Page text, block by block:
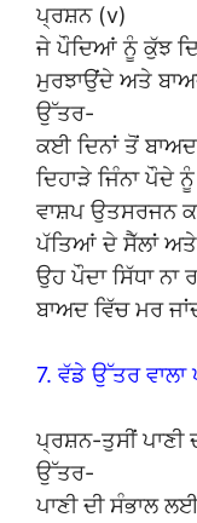
ਪ੍ਰਸ਼ਨ (v)
ਜੇ ਪੌਦਿਆਂ ਨੂੰ ਕੁੱਝ
ਮੁਰਝਾਉਂਦੇ ਅਤੇ
ਉੱਤਰ-
ਕਈ ਦਿਨਾਂ ਤੋਂ
ਦਿਹਾੜੇ ਜਿੰਨਾ ਪੌਦੇ
ਵਾਸ਼ਪ ਉਤਸਰਜਨ
ਪੱਤਿਆਂ ਦੇ ਸੈੱਲਾਂ ਅਤੇ
ਉਹ ਪੌਦਾ ਸਿੱਧਾ ਨਾ
ਬਾਅਦ ਵਿੱਚ ਮਰ
7. ਵੱਡੇ ਉੱਤਰ ਵਾਲਾ
ਪ੍ਰਸ਼ਨ-ਤੁਸੀਂ
ਉੱਤਰ-
ਪਾਣੀ ਦੀ ਸੰਭਾਲ